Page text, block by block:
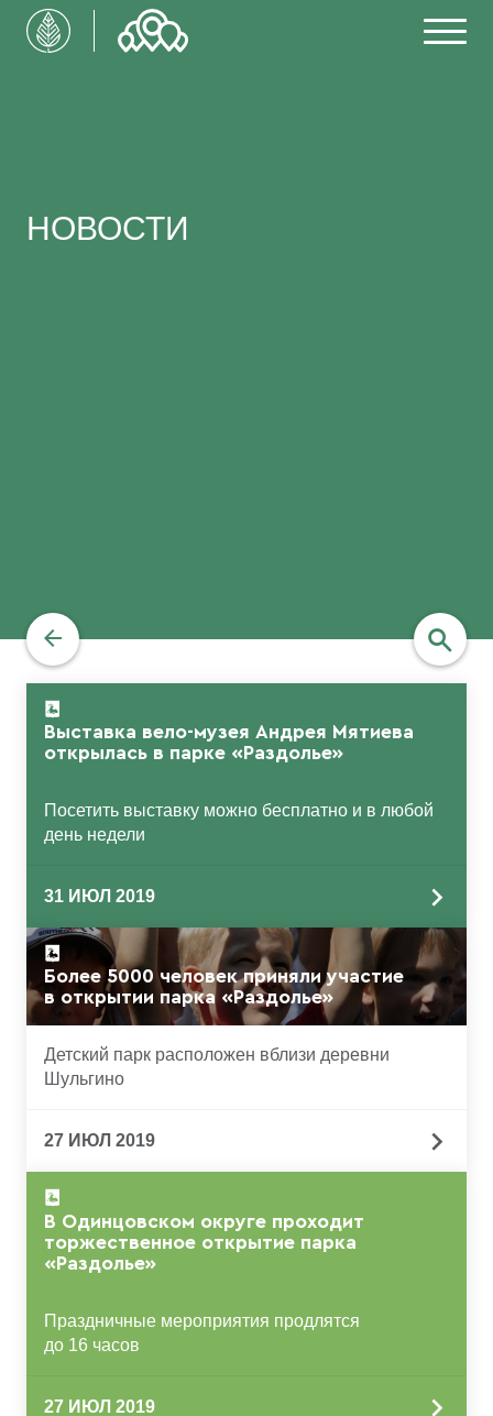
НОВОСТИ
найти
Выставка вело-музея Андрея Мятиева
открылась в парке «Раздолье»
Посетить выставку можно бесплатно и в любой
день недели
31 ИЮЛ 2019
Более 5000 человек приняли участие
в открытии парка «Раздолье»
Детский парк расположен вблизи деревни
Шульгино
27 ИЮЛ 2019
В Одинцовском округе проходит
торжественное открытие парка
«Раздолье»
Праздничные мероприятия продлятся
до 16 часов
27 ИЮЛ 2019